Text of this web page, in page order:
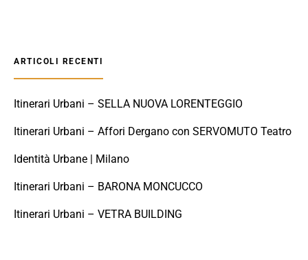
ARTICOLI RECENTI
Itinerari Urbani – SELLA NUOVA LORENTEGGIO
Itinerari Urbani – Affori Dergano con SERVOMUTO Teatro
Identità Urbane | Milano
Itinerari Urbani – BARONA MONCUCCO
Itinerari Urbani – VETRA BUILDING